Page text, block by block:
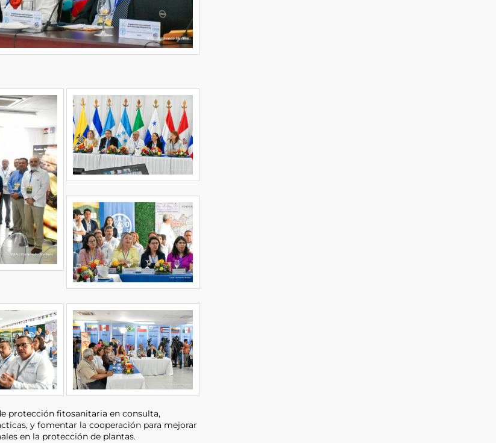
protección fitosanitaria en consulta,
y fomentar la cooperación para mejorar
en la protección de plantas.